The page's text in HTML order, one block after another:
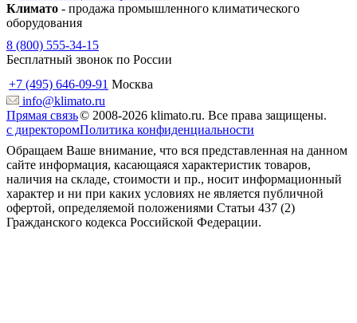
Климато - продажа промышленного климатического
оборудования
8 (800) 555-34-15
Бесплатный звонок по России
+7 (495) 646-09-91 Москва
info@klimato.ru
Прямая связь
с директором
© 2008-2026 klimato.ru. Все права защищены.
Политика конфиденциальности
Обращаем Ваше внимание, что вся представленная на данном
сайте информация, касающаяся характеристик товаров,
наличия на складе, стоимости и пр., носит информационный
характер и ни при каких условиях не является публичной
офертой, определяемой положениями Статьи 437 (2)
Гражданского кодекса Российской Федерации.